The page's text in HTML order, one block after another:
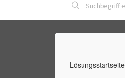
Lösungsstartseite